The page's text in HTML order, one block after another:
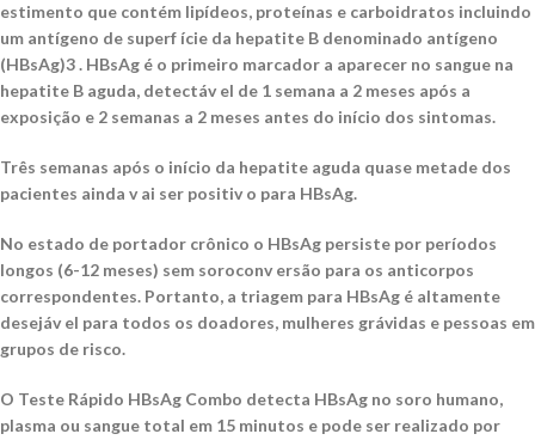
estimento que contém lipídeos, proteínas e carboidratos incluindo
um antígeno de superf ície da hepatite B denominado antígeno
(HBsAg)3 . HBsAg é o primeiro marcador a aparecer no sangue na
hepatite B aguda, detectáv el de 1 semana a 2 meses após a
exposição e 2 semanas a 2 meses antes do início dos sintomas.
Três semanas após o início da hepatite aguda quase metade dos
pacientes ainda v ai ser positiv o para HBsAg.
No estado de portador crônico o HBsAg persiste por períodos
longos (6-12 meses) sem soroconv ersão para os anticorpos
correspondentes. Portanto, a triagem para HBsAg é altamente
desejáv el para todos os doadores, mulheres grávidas e pessoas em
grupos de risco.
O Teste Rápido HBsAg Combo detecta HBsAg no soro humano,
plasma ou sangue total em 15 minutos e pode ser realizado por